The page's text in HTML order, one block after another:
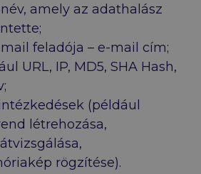
amely az adathalász
feladója – e-mail cím;
URL, IP, MD5, SHA Hash,
(például
létrehozása,
rögzítése).